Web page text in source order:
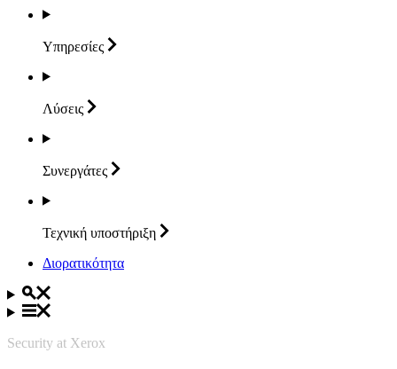
Υπηρεσίες
Λύσεις
Συνεργάτες
Τεχνική υποστήριξη
Διορατικότητα
Security at Xerox